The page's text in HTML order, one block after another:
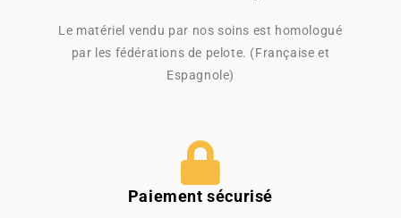
Le matériel vendu par nos soins est homologué
par les fédérations de pelote. (Française et
Espagnole)
Paiement sécurisé